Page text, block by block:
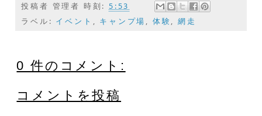
投稿者 管理者 時刻:5:53
ラベル: イベント , キャンプ場 , 体験,網走
0 件のコメント:
コメントを投稿